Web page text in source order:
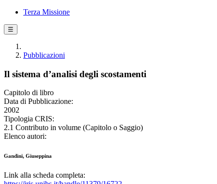
Terza Missione
☰
Pubblicazioni
Il sistema d’analisi degli scostamenti
Capitolo di libro
Data di Pubblicazione:
2002
Tipologia CRIS:
2.1 Contributo in volume (Capitolo o Saggio)
Elenco autori:
Gandini, Giuseppina
Link alla scheda completa: